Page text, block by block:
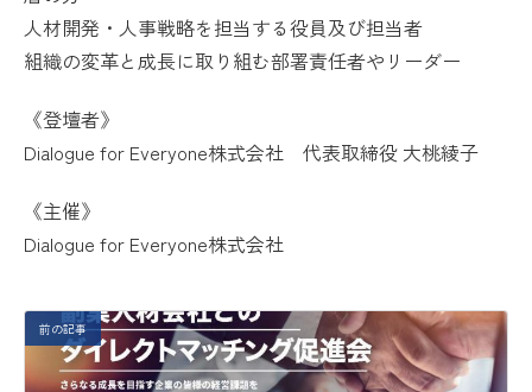
人材開発・人事戦略を担当する役員及び担当者
組織の変革と成長に取り組む部署責任者やリーダー
《登壇者》
Dialogue for Everyone株式会社 代表取締役 大桃綾子
《主催》
Dialogue for Everyone株式会社
前の記事